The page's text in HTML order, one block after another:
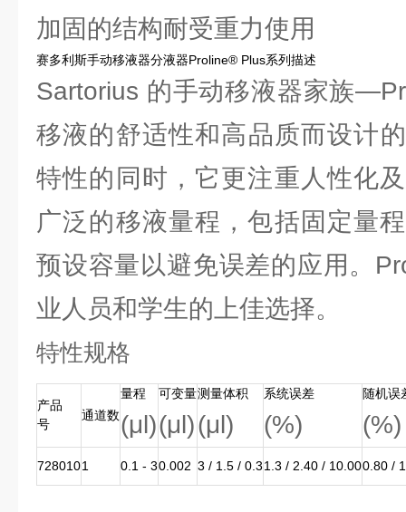
加固的结构耐受重力使用
赛多利斯手动移液器分液器Proline® Plus系列描述
Sartorius 的手动移液器家族
移液的舒适性和高品质而设计
特性的同时，它更注重人性化
广泛的移液量程，包括固定量
预设容量以避免误差的应用。
业人员和学生的上佳选择。
特性规格
产品
号
通道数
量程
(μl)
可变量
(μl)
测量体积
(μl)
系统误差
(%)
随机误
(%)
7280101 0.1 - 30.002 3 / 1.5 / 0.31.3 / 2.40 / 10.000.80 /